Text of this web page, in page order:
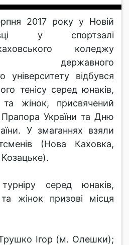
2017 року у Новій
у спортзалі
коледжу
державного
університету відбувся
тенісу серед юнаків,
та жінок, присвячений
України та Дню
У змаганнях взяли
(Нова Каховка,
серед юнаків,
та жінок призові місця
Ігор (м. Олешки);